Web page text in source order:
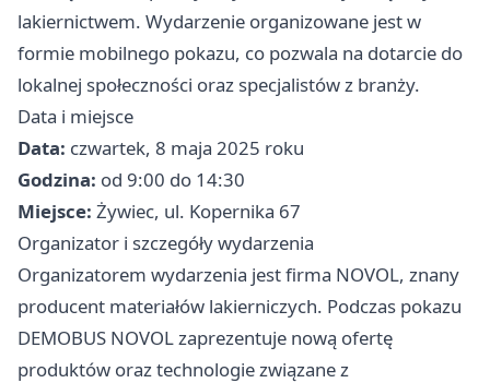
lakiernictwem. Wydarzenie organizowane jest w
formie mobilnego pokazu, co pozwala na dotarcie do
lokalnej społeczności oraz specjalistów z branży.
Data i miejsce
Data: czwartek, 8 maja 2025 roku
Godzina: od 9:00 do 14:30
Miejsce: Żywiec, ul. Kopernika 67
Organizator i szczegóły wydarzenia
Organizatorem wydarzenia jest firma NOVOL, znany
producent materiałów lakierniczych. Podczas pokazu
DEMOBUS NOVOL zaprezentuje nową ofertę
produktów oraz technologie związane z